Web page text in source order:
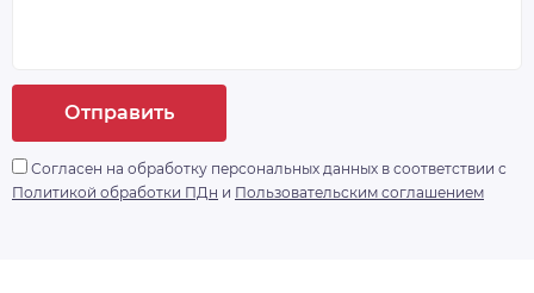
Отправить
Согласен на обработку персональных данных в соответствии с
Политикой обработки ПДн и Пользовательским соглашением